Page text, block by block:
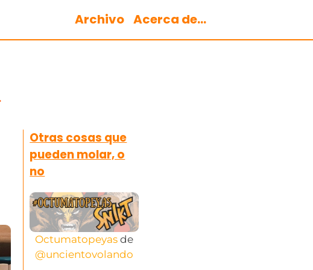
Archivo Acerca de...
Otras cosas que
pueden molar, o
no
Octumatopeyasde
@uncientovolando